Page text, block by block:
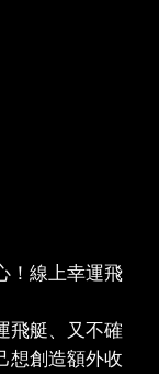
！線上幸運飛
飛艇、又不確
想創造額外收